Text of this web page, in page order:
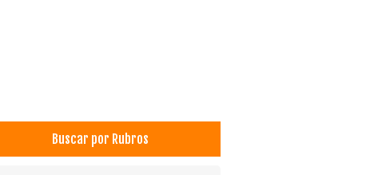
Buscar por Rubros